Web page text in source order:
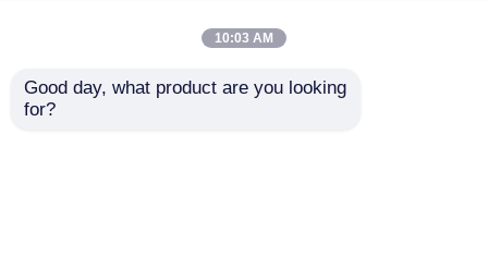
Hydroxypropyl)
10:03 AM
Good day, what product are you looking
for?